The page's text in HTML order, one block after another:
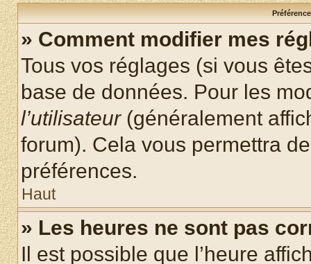
» Comment modifier mes
Tous vos réglages (si vous
base de données. Pour les
l’utilisateur(généralement
forum). Cela vous permettra
préférences.
Haut
» Les heures ne sont pas
Il est possible que l’heure